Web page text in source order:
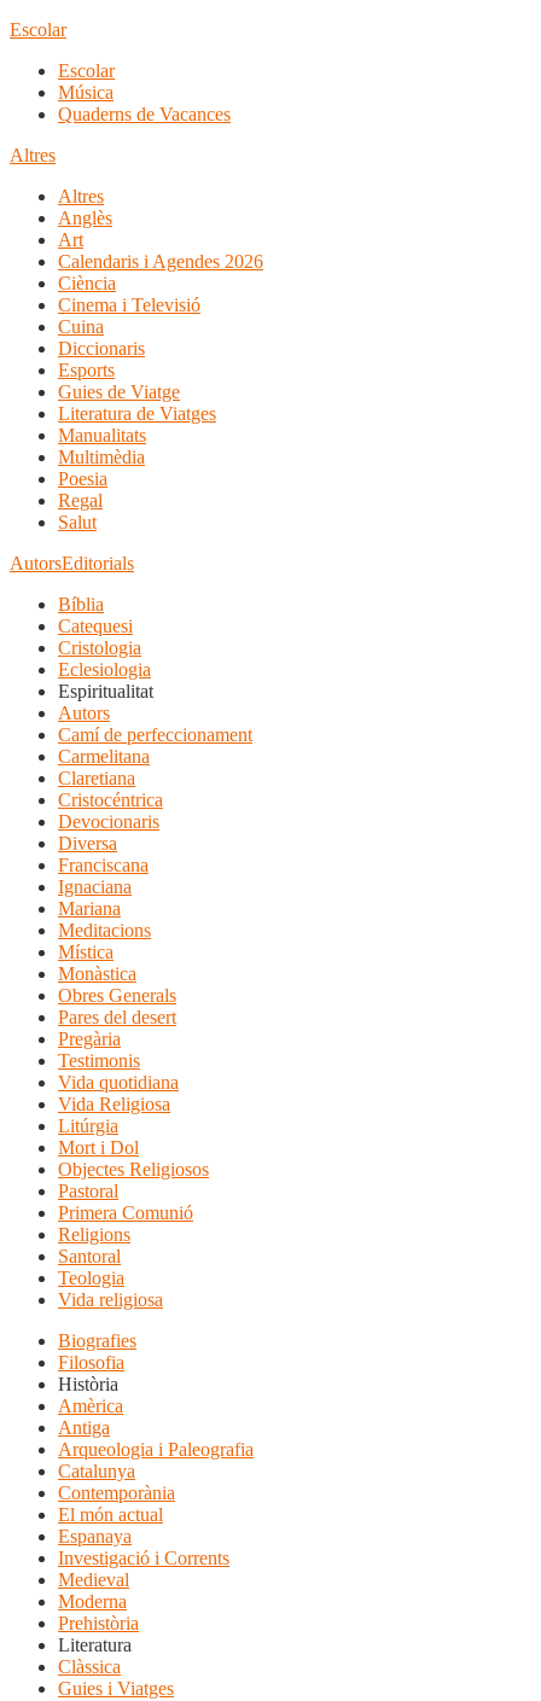
Escolar
Escolar
Música
Quaderns de Vacances
Altres
Altres
Anglès
Art
Calendaris i Agendes 2026
Ciència
Cinema i Televisió
Cuina
Diccionaris
Esports
Guies de Viatge
Literatura de Viatges
Manualitats
Multimèdia
Poesia
Regal
Salut
AutorsEditorials
Bíblia
Catequesi
Cristologia
Eclesiologia
Espiritualitat
Autors
Camí de perfeccionament
Carmelitana
Claretiana
Cristocéntrica
Devocionaris
Diversa
Franciscana
Ignaciana
Mariana
Meditacions
Mística
Monàstica
Obres Generals
Pares del desert
Pregària
Testimonis
Vida quotidiana
Vida Religiosa
Litúrgia
Mort i Dol
Objectes Religiosos
Pastoral
Primera Comunió
Religions
Santoral
Teologia
Vida religiosa
Biografies
Filosofia
Història
Amèrica
Antiga
Arqueologia i Paleografia
Catalunya
Contemporània
El món actual
Espanaya
Investigació i Corrents
Medieval
Moderna
Prehistòria
Literatura
Clàssica
Guies i Viatges